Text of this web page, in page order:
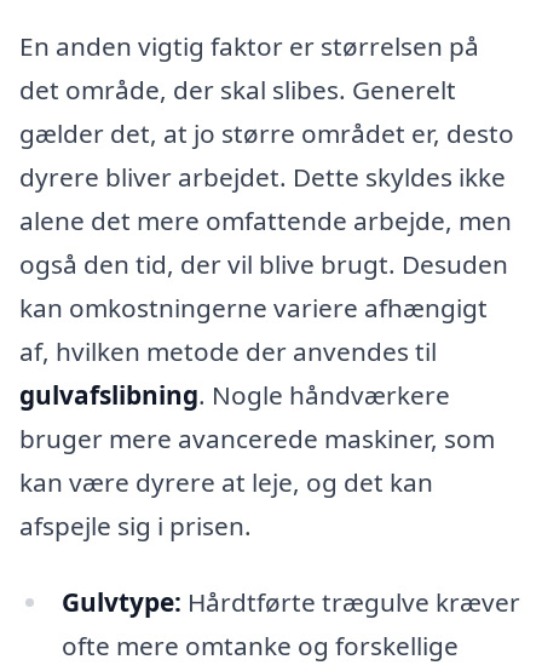
En anden vigtig faktor er størrelsen på
det område, der skal slibes. Generelt
gælder det, at jo større området er, desto
dyrere bliver arbejdet. Dette skyldes ikke
alene det mere omfattende arbejde, men
også den tid, der vil blive brugt. Desuden
kan omkostningerne variere afhængigt
af, hvilken metode der anvendes til
gulvafslibning. Nogle håndværkere
bruger mere avancerede maskiner, som
kan være dyrere at leje, og det kan
afspejle sig i prisen.
Gulvtype: Hårdtførte trægulve kræver
ofte mere omtanke og forskellige